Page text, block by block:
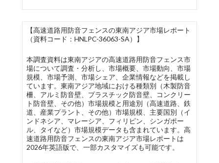
【高速道路用防音フェンスの東南アジア市場レポート
（資料コード：HNLPC-36063-SA）】
本調査資料は東南アジアの高速道路用防音フェンス市
場について調査・分析し、市場概要、市場動向、市場
規模、市場予測、市場シェア、企業情報などを掲載し
ています。東南アジア地域における種類別（木製防音
柵、アルミ防音壁、プラスチック防音壁、コンクリー
ト防音壁、その他）市場規模と用途別（高速道路、鉄
道、産業プラント、その他）市場規模、主要国別（イ
ンドネシア、マレーシア、フィリピン、シンガポー
ル、タイなど）市場規模データも含まれています。高
速道路用防音フェンスの東南アジア市場レポートは
2026年英語版で、一部カスタマイズも可能です。